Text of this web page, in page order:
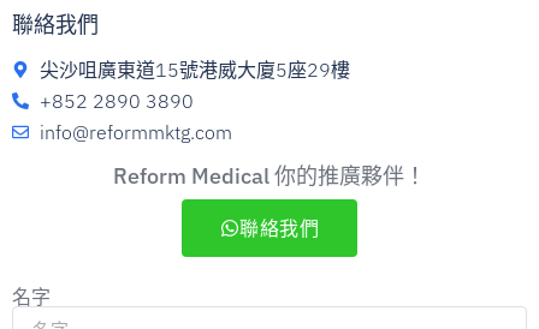
聯絡我們
尖沙咀廣東道15號港威大廈5座29樓
+852 2890 3890
info@reformmktg.com
Reform Medical 你的推廣夥伴！
聯絡我們
名字